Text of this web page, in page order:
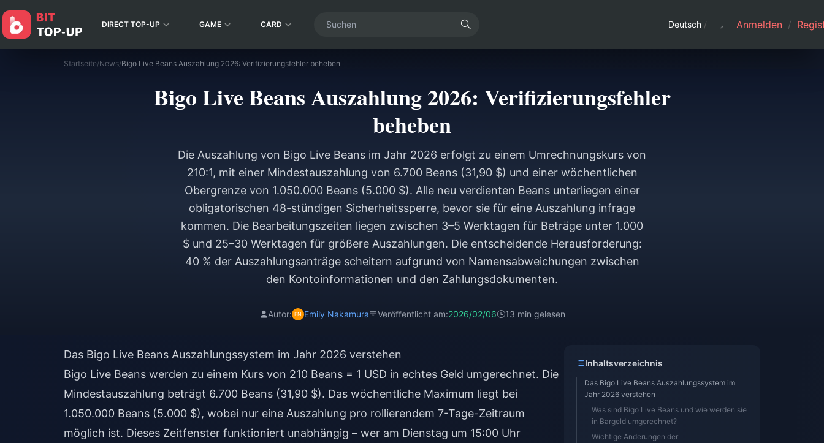
DIRECT TOP-UP GAME CARD Deutsch / Anmelden /
Startseite/News/Bigo Live Beans Auszahlung 2026: Verifizierungsfehler beheben
Bigo Live Beans Auszahlung 2026: Verifizierungsfehler
beheben
Die Auszahlung von Bigo Live Beans im Jahr 2026 erfolgt zu einem Umrechnungskurs von
210:1, mit einer Mindestauszahlung von 6.700 Beans (31,90 $) und einer wöchentlichen
Obergrenze von 1.050.000 Beans (5.000 $). Alle neu verdienten Beans unterliegen einer
obligatorischen 48-stündigen Sicherheitssperre, bevor sie für eine Auszahlung infrage
kommen. Die Bearbeitungszeiten liegen zwischen 3–5 Werktagen für Beträge unter 1.000
$ und 25–30 Werktagen für größere Auszahlungen. Die entscheidende Herausforderung:
40 % der Auszahlungsanträge scheitern aufgrund von Namensabweichungen zwischen
den Kontoinformationen und den Zahlungsdokumenten.
Autor: Emily Nakamura Veröffentlicht am:2026/02/06 13 min gelesen
Das Bigo Live Beans Auszahlungssystem im Jahr 2026 verstehen
Bigo Live Beans werden zu einem Kurs von 210 Beans = 1 USD in echtes Geld umgerechnet. Die
Mindestauszahlung beträgt 6.700 Beans (31,90 $). Das wöchentliche Maximum liegt bei
1.050.000 Beans (5.000 $), wobei nur eine Auszahlung pro rollierendem 7-Tage-Zeitraum
möglich ist. Dieses Zeitfenster funktioniert unabhängig – wer am Dienstag um 15:00 Uhr
Inhaltsverzeichnis
Das Bigo Live Beans Auszahlungssystem im
Jahr 2026 verstehen
Was sind Bigo Live Beans und wie werden sie
in Bargeld umgerechnet?
Wichtige Änderungen der